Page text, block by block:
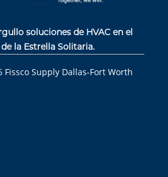
soluciones de HVAC en el
la Estrella Solitaria.
Fissco Supply Dallas-Fort Worth